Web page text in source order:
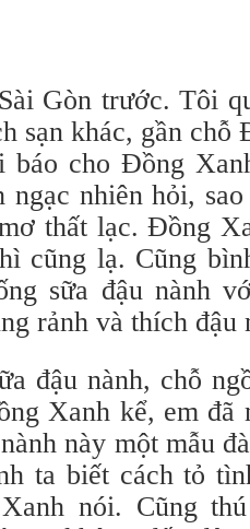
Gòn trước. Tôi
sạn khác, gần
báo cho Đồng
ngạc nhiên hỏi,
thất lạc. Đồng
cũng lạ. Cũng
sữa đậu nành
rảnh và thích đậu
đậu nành, chỗ
Xanh kể, em đã
này một mẫu
ta biết cách tỏ
nói. Cũng